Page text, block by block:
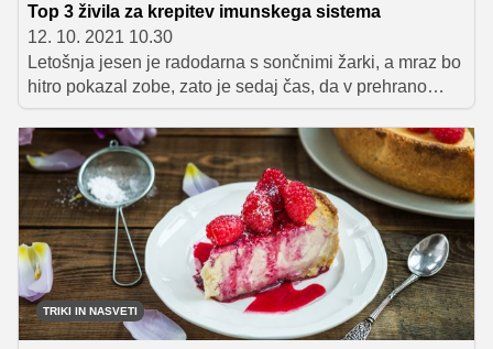
Top 3 živila za krepitev imunskega sistema
12. 10. 2021 10.30
Letošnja jesen je radodarna s sončnimi žarki, a mraz bo
hitro pokazal zobe, zato je sedaj čas, da v prehrano
vključimo živila, ki bodo pripomogla h krepitvi naše
odpornosti. Če se ravnamo po izročilu naših babic, v
jesenskih dneh velja staviti na darove narave z domačih
vrtov, presežke pa lahko vložimo v kis oziroma slanico
ali jih fermentiramo ter tako poskrbimo še za zimsko
dozo vitaminov.
TRIKI IN NASVETI